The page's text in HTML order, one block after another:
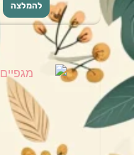
להמלצה